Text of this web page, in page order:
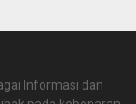
Informasi dan